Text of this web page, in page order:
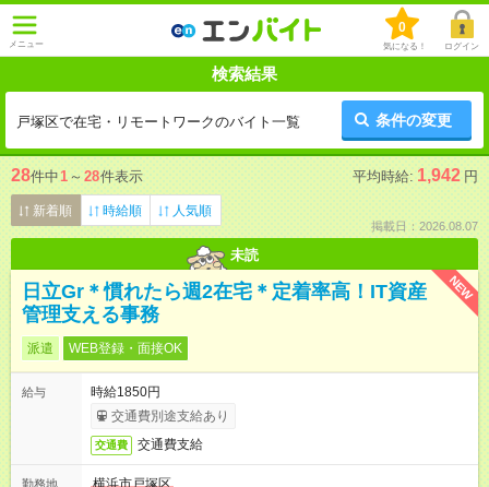
メニュー
0
気になる！ ログイン
検索結果
戸塚区で在宅・リモートワークのバイト一覧 条件の変更
28件中1 ～ 28件表示 平均時給: 1,942 円
新着順 時給順 人気順
掲載日：2026.08.07
未読
NEW
日立Gr＊慣れたら週2在宅＊定着率高！IT資産
管理支える事務
派遣 WEB登録・面接OK
給与
時給1850円
交通費別途支給あり
交通費 交通費支給
勤務地
横浜市戸塚区